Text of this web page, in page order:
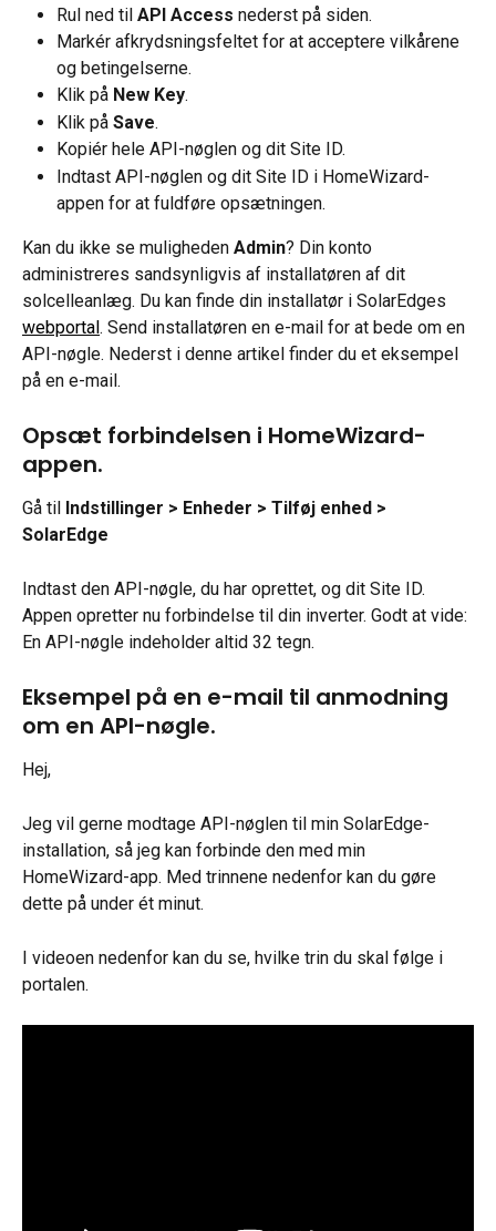
Rul ned til API Access nederst på siden.
Markér afkrydsningsfeltet for at acceptere vilkårene
og betingelserne.
Klik på New Key.
Klik på Save.
Kopiér hele API-nøglen og dit Site ID.
Indtast API-nøglen og dit Site ID i HomeWizard-
appen for at fuldføre opsætningen.
Kan du ikke se muligheden Admin? Din konto
administreres sandsynligvis af installatøren af dit
solcelleanlæg. Du kan finde din installatør i SolarEdges
webportal. Send installatøren en e-mail for at bede om en
API-nøgle. Nederst i denne artikel finder du et eksempel
på en e-mail.
Opsæt forbindelsen i HomeWizard-
appen.
Gå til
Indstillinger > Enheder > Tilføj enhed >
SolarEdge
Indtast den API-nøgle, du har oprettet, og dit Site ID.
Appen opretter nu forbindelse til din inverter. Godt at vide:
En API-nøgle indeholder altid 32 tegn.
Eksempel på en e-mail til anmodning
om en API-nøgle.
Hej,
Jeg vil gerne modtage API-nøglen til min SolarEdge-
installation, så jeg kan forbinde den med min
HomeWizard-app. Med trinnene nedenfor kan du gøre
dette på under ét minut.
I videoen nedenfor kan du se, hvilke trin du skal følge i
portalen.